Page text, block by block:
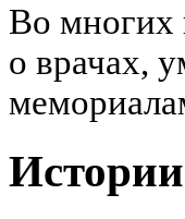
Во многих
о врачах,
Истории